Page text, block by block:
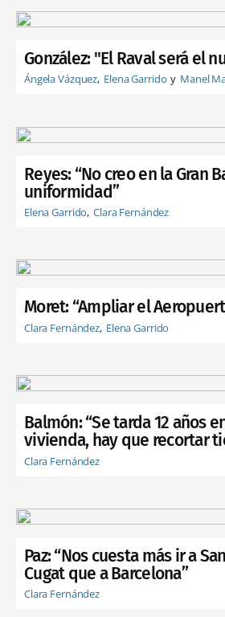
González: "El Raval será el
Ángela Vázquez Elena Garrido Manel
Reyes: “No creo en la Gran
uniformidad”
Elena Garrido Clara Fernández
Moret: “Ampliar el
Clara Fernández Elena Garrido
Balmón: “Se tarda 12 años
vivienda, hay que recortar
Clara Fernández
Paz: “Nos cuesta más ir a
Cugat que a Barcelona”
Clara Fernández